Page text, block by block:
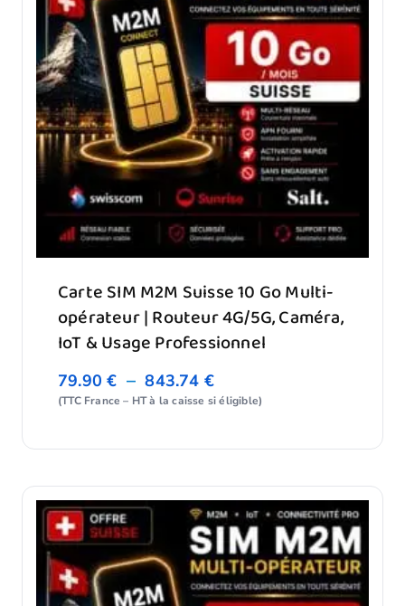
Carte SIM M2M Suisse 10 Go Multi-
opérateur | Routeur 4G/5G, Caméra,
IoT & Usage Professionnel
79.90€ – 843.74 €
(TTC France – HT à la caisse si éligible)